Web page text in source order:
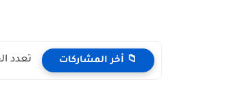
📁 أخر المشاركات تعدد